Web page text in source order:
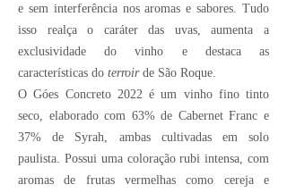
e sem interferência nos aromas e sabores. Tudo
isso realça o caráter das uvas, aumenta a
exclusividade do vinho e destaca as
características do terroirde São Roque.
O Góes Concreto 2022 é um vinho fino tinto
seco, elaborado com 63% de Cabernet Franc e
37% de Syrah, ambas cultivadas em solo
paulista. Possui uma coloração rubi intensa, com
aromas de frutas vermelhas como cereja e